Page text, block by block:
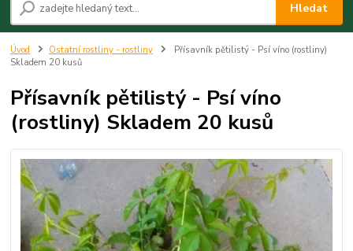
Hledat
Úvod Ostatní rostliny - rostliny
Přísavník pětilistý - Psí víno (rostliny)
Skladem 20 kusů
Přísavník pětilistý - Psí víno
(rostliny) Skladem 20 kusů